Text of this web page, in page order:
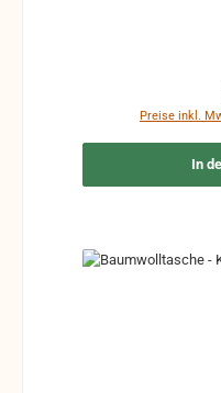
Preise inkl.
In